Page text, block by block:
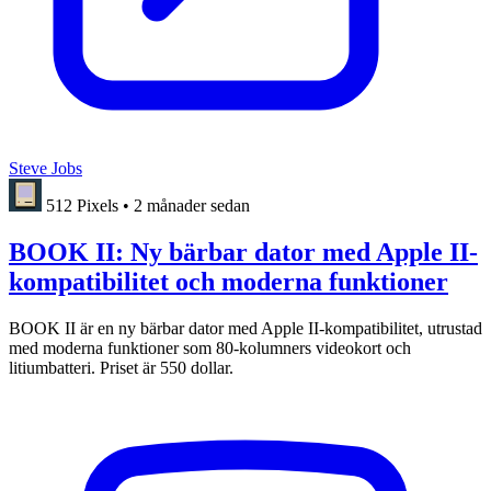
Steve Jobs
512 Pixels • 2 månader sedan
BOOK II: Ny bärbar dator med Apple II-
kompatibilitet och moderna funktioner
BOOK II är en ny bärbar dator med Apple II-kompatibilitet, utrustad
med moderna funktioner som 80-kolumners videokort och
litiumbatteri. Priset är 550 dollar.